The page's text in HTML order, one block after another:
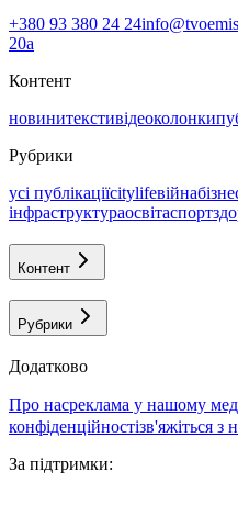
+380 93 380 24 24
20а
Контент
новинитекстивідеоколонки
Рубрики
усі публікаціїcitylifeвійна
інфраструктураосвітаспорт
Контент
Рубрики
Додатково
про насреклама у нашому
конфіденційностізв'яжіться з
За підтримки: